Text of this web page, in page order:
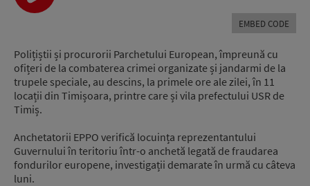
EMBED CODE
Polițiștii și procurorii Parchetului European, împreună cu
ofițeri de la combaterea crimei organizate și jandarmi de la
trupele speciale, au descins, la primele ore ale zilei, în 11
locații din Timișoara, printre care și vila prefectului USR de
Timiș.
Anchetatorii EPPO verifică locuința reprezentantului
Guvernului în teritoriu într-o anchetă legată de fraudarea
fondurilor europene, investigații demarate în urmă cu câteva
luni.